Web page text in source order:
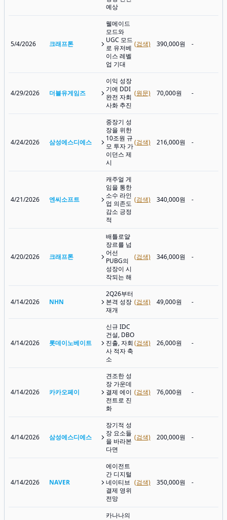
예상
5/4/2026 크래프톤
웰메이드
모드와
UGC 모드
로 유저베
이스 레벨
업 기대
(검색) 390,000원 -
4/29/2026 더블유게임즈
이익 성장
기에 DDI
완전 자회
사화 추진
(원문) 70,000원 -
4/24/2026 삼성에스디에스
중장기 성
장을 위한
10조원 규
모 투자 가
이던스 제
시
(검색) 216,000원 -
4/21/2026 엔씨소프트
캐주얼 게
임을 통한
소수 라인
업 의존도
감소 긍정
적
(검색) 340,000원 -
4/20/2026 크래프톤
배틀로얄
장르를 넘
어선
PUBG의
성장이 시
작되는 해
(검색) 346,000원 -
4/14/2026 NHN
2Q26부터
본격 성장
재개
(검색) 49,000원 -
4/14/2026 롯데이노베이트
신규 IDC
건설, DBO
진출, 자회
사 적자 축
소
(검색) 26,000원 -
4/14/2026 카카오페이
견조한 성
장 가운데
결제 에이
전트로 진
화
(검색) 76,000원 -
4/14/2026 삼성에스디에스
장기적 성
장 요소들
을 바라본
다면
(검색) 200,000원 -
4/14/2026 NAVER
에이전트
간 디지털
네이티브
결제 영위
전망
(검색) 350,000원 -
카나나의